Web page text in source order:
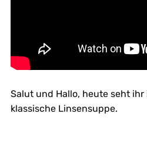
Salut und Hallo, heute seht ihr
klassische Linsensuppe.